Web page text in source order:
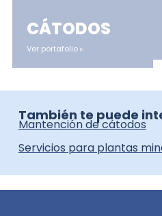
CÁTODOS
Ver portafolio ▹
También te puede
Mantención de cátodos
Servicios para plantas